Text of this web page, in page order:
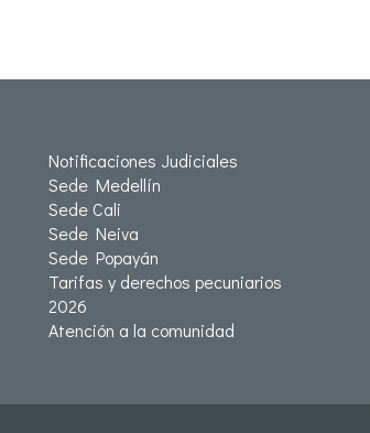
Notificaciones Judiciales
Sede Medellín
Sede Cali
Sede Neiva
Sede Popayán
Tarifas y derechos pecuniarios
2026
Atención a la comunidad